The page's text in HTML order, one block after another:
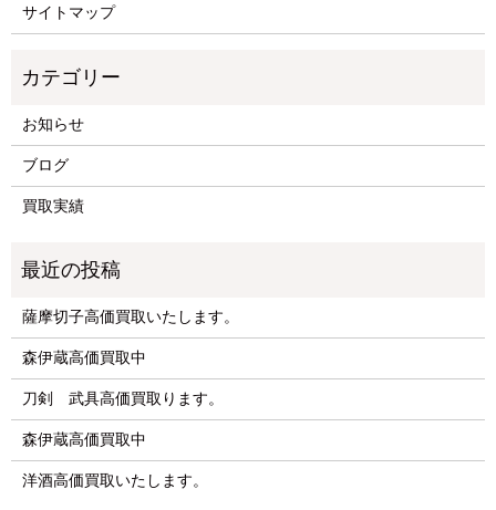
サイトマップ
お知らせ
ブログ
買取実績
薩摩切子高価買取いたします。
森伊蔵高価買取中
刀剣 武具高価買取ります。
森伊蔵高価買取中
洋酒高価買取いたします。